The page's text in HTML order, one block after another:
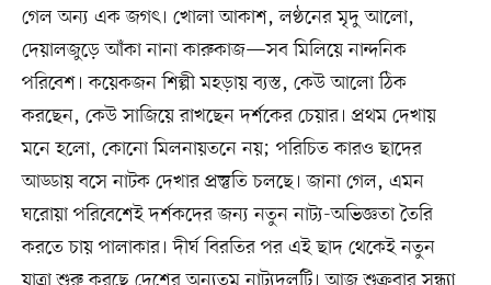
গেল অন্য এক জগৎ। খোলা আকাশ, লণ্ঠনের মৃদু আলো,
দেয়ালজুড়ে আঁকা নানা কারুকাজ—সব মিলিয়ে নান্দনিক
পরিবেশ। কয়েকজন শিল্পী মহড়ায় ব্যস্ত, কেউ আলো ঠিক
করছেন, কেউ সাজিয়ে রাখছেন দর্শকের চেয়ার। প্রথম দেখায়
মনে হলো, কোনো মিলনায়তনে নয়; পরিচিত কারও ছাদের
আড্ডায় বসে নাটক দেখার প্রস্তুতি চলছে। জানা গেল, এমন
ঘরোয়া পরিবেশেই দর্শকদের জন্য নতুন নাট্য-অভিজ্ঞতা তৈরি
করতে চায় পালাকার। দীর্ঘ বিরতির পর এই ছাদ থেকেই নতুন